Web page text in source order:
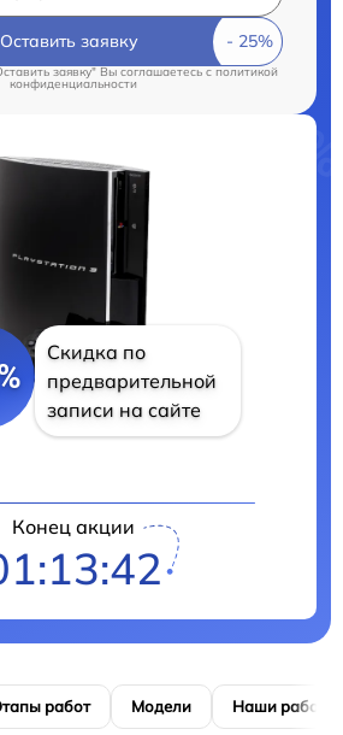
Оставить заявку
заявку" Вы соглашаетесь cполитикой
конфиденциальности
Скидка по
предварительной
записи на сайте
Конец акции
работ Модели Наши работы